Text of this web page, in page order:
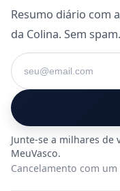
Resumo diário com
da Colina. Sem spam.
Seu e-mail
Cancelamento com